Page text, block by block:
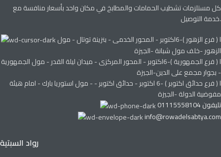
كل مستلزمات تشطيب الحمامات والمطابخ في مكان واحد بأسعار منافسة مع
خدمة التوصيل.
ا ( فرع الزهور )-6اكتوبر - المحور الخدمى - بنزينة توتال - مول
الزهور -خلف مول شبانة -الجيزة
ا ( فرع الجمهورية )-6اكتوبر - المحور المركزى - ميدان ليلة القدر - مول الجمهورية
- بجوار مجمع على الدين-الجيزة
ا ( فرع حدائق اكتوبر ) -6 اكتوبر - حدائق اكتوبر - - مول استوريا بارك - امام هيئة
مفوضية الدولة -الجيزة
تليفون 01115558104
info@rowadelsabtya.com
رواد السبتية